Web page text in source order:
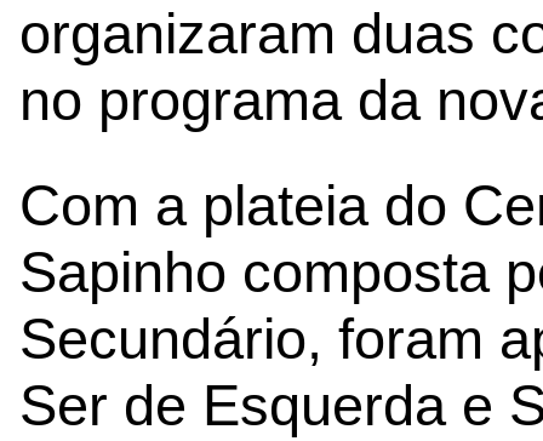
organizaram duas
no programa da
Com a plateia do
Sapinho composta
Secundário, foram
Ser de Esquerda e